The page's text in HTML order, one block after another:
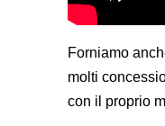
Forniamo
molti
con il proprio